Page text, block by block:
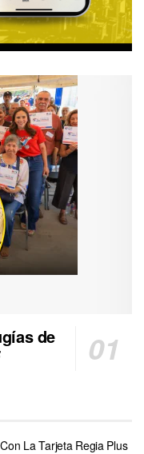
de
La Tarjeta Regia Plus